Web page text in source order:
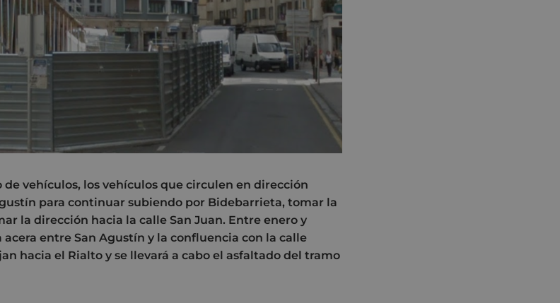
vehículos, los vehículos que circulen en dirección
para continuar subiendo por Bidebarrieta, tomar la
la dirección hacia la calle San Juan. Entre enero y
acera entre San Agustín y la confluencia con la calle
hacia el Rialto y se llevará a cabo el asfaltado del tramo